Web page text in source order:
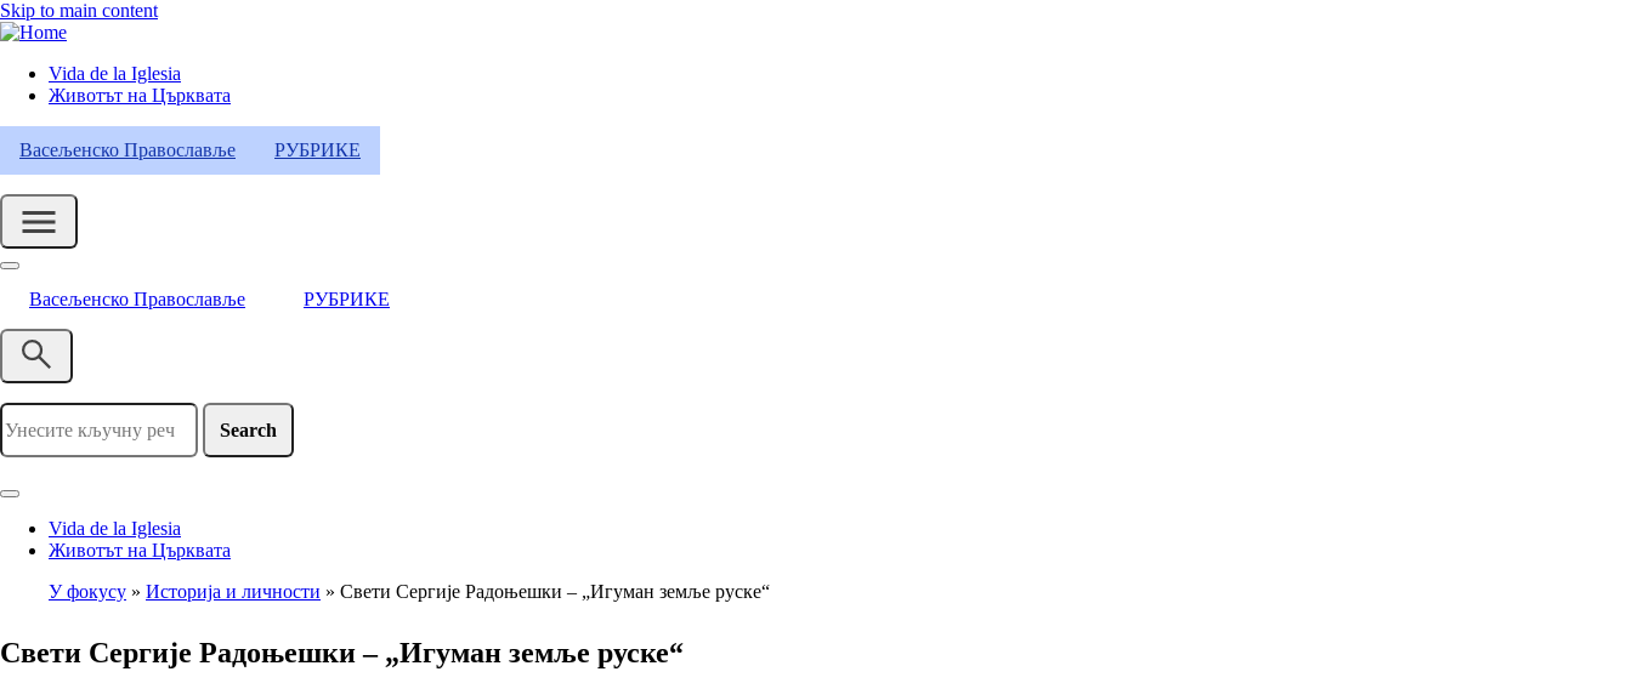
Skip to main content
Header
Category
Menu
Vida de la Iglesia
Животът на Църквата
Васељенско Православље РУБРИКЕ
Васељенско Православље РУБРИКЕ
Search
Vida de la Iglesia
Животът на Църквата
У фокусу Историја и личности Свети Сергије Радоњешки – „Игуман земље руске“
Свети Сергије Радоњешки – „Игуман земље руске“